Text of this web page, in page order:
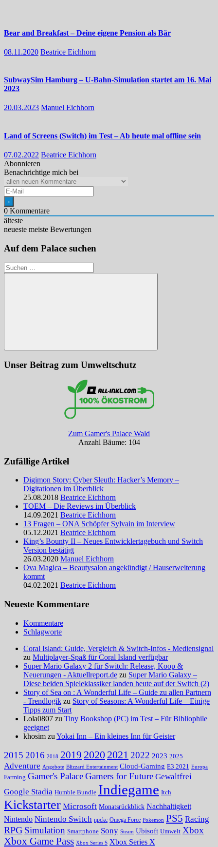
Bear and Breakfast – Deine eigene Pension als Bär
08.11.2020 Beatrice Eichhorn
SubwaySim Hamburg – U-Bahn-Simulation startet am 16. Mai
2023
20.03.2023 Manuel Eichhorn
Land of Screens (Switch) im Test – Ab heute mal offline sein
07.02.2022 Beatrice Eichhorn
Abonnieren
Benachrichtige mich bei
0 Kommentare
älteste
neueste meiste Bewertungen
Auf dem Palace suchen
Suchen
nach:
Suchen
Unser Beitrag zum Umweltschutz
Zum Gamer's Palace Wald
Anzahl Bäume: 104
Zufällige Artikel
Digimon Story: Cyber Sleuth: Hacker’s Memory –
Digitationen im Überblick
25.08.2018 Beatrice Eichhorn
TOEM – Die Reviews im Überblick
14.09.2021 Beatrice Eichhorn
13 Fragen – ONA Schöpfer Sylvain im Interview
05.12.2021 Beatrice Eichhorn
King’s Bounty II – Neues Entwicklertagebuch und Switch
Version bestätigt
26.03.2020 Manuel Eichhorn
Ova Magica – Beautysalon angekündigt / Hauserweiterung
kommt
04.02.2021 Beatrice Eichhorn
Neueste Kommentare
Kommentare
Schlagworte
Coral Island: Guide, Vergleich & Switch-Infos - Mediensignal
zu Multiplayer-Spaß für Coral Island verfügbar
Super Mario Galaxy 2 für Switch: Release, Koop &
Neuerungen - Aktuellreport.de zu Super Mario Galaxy –
Diese beiden Spieleklassiker landen heute auf der Switch (2)
Story of Sea on : A Wonderful Life – Guide zu allen Partnern
- Trendlogik zu Story of Seasons: A Wonderful Life – Einige
Tipps zum Start
Lola0807 zu Tiny Bookshop (PC) im Test – Für Bibliophile
geeignet
khosim zu Yokai Inn – Ein kleines Inn für Geister
2015 2016 2018 2019 2020 2021 2022 2023 2025
Adventure Angebote Blizzard Entertainment Cloud-Gaming E3 2021 Europa
Farming Gamer's PalaceGamers for Future Gewaltfrei
Google Stadia Humble Bundle Indiegame Itch
Kickstarter Microsoft Monatsrückblick Nachhaltigkeit
Nintendo Nintendo Switch npckc Omega Force Pokemon PS5 Racing
RPG Simulation Smartphone Sony Steam Ubisoft Umwelt Xbox
Xbox Game Pass Xbox Series S Xbox Series X